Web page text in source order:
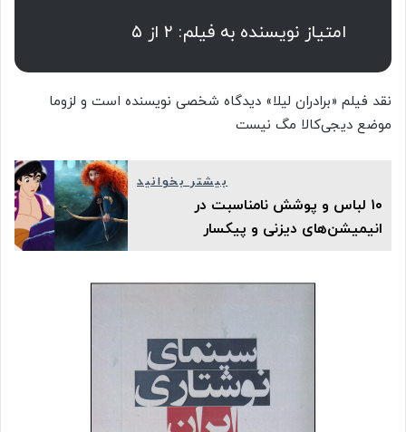
امتیاز نویسنده به فیلم: ۲ از ۵
نقد فیلم «برادران لیلا» دیدگاه شخصی نویسنده است و لزوما
موضع دیجی‌کالا مگ‌ نیست
بیشتر بخوانید
۱۰ لباس و پوشش نامناسبت در
انیمیشن‌های دیزنی و پیکسار